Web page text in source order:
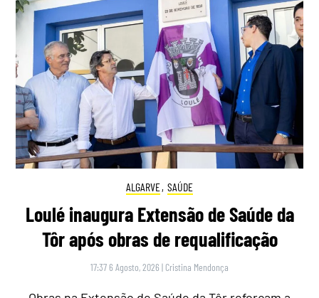
ALGARVE, SAÚDE
Loulé inaugura Extensão de Saúde da
Tôr após obras de requalificação
17:37 6 Agosto, 2026 | Cristina Mendonça